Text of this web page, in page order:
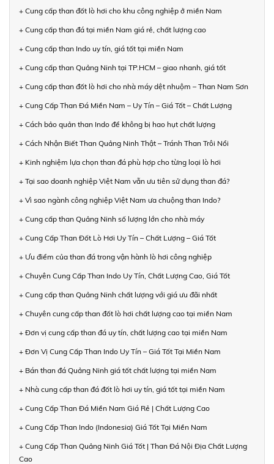
+ Cung cấp than đốt lò hơi cho khu công nghiệp ở miền Nam
+ Cung cấp than đá tại miền Nam giá rẻ, chất lượng cao
+ Cung cấp than Indo uy tín, giá tốt tại miền Nam
+ Cung cấp than Quảng Ninh tại TP.HCM – giao nhanh, giá tốt
+ Cung cấp than đốt lò hơi cho nhà máy dệt nhuộm – Than Nam Sơn
+ Cung Cấp Than Đá Miền Nam – Uy Tín – Giá Tốt – Chất Lượng
+ Cách bảo quản than Indo để không bị hao hụt chất lượng
+ Cách Nhận Biết Than Quảng Ninh Thật – Tránh Than Trôi Nổi
+ Kinh nghiệm lựa chọn than đá phù hợp cho từng loại lò hơi
+ Tại sao doanh nghiệp Việt Nam vẫn ưu tiên sử dụng than đá?
+ Vì sao ngành công nghiệp Việt Nam ưa chuộng than Indo?
+ Cung cấp than Quảng Ninh số lượng lớn cho nhà máy
+ Cung Cấp Than Đốt Lò Hơi Uy Tín – Chất Lượng – Giá Tốt
+ Ưu điểm của than đá trong vận hành lò hơi công nghiệp
+ Chuyên Cung Cấp Than Indo Uy Tín, Chất Lượng Cao, Giá Tốt
+ Cung cấp than Quảng Ninh chất lượng với giá ưu đãi nhất
+ Chuyên cung cấp than đốt lò hơi chất lượng cao tại miền Nam
+ Đơn vị cung cấp than đá uy tín, chất lượng cao tại miền Nam
+ Đơn Vị Cung Cấp Than Indo Uy Tín – Giá Tốt Tại Miền Nam
+ Bán than đá Quảng Ninh giá tốt chất lượng tại miền Nam
+ Nhà cung cấp than đá đốt lò hơi uy tín, giá tốt tại miền Nam
+ Cung Cấp Than Đá Miền Nam Giá Rẻ | Chất Lượng Cao
+ Cung Cấp Than Indo (Indonesia) Giá Tốt Tại Miền Nam
+ Cung Cấp Than Quảng Ninh Giá Tốt | Than Đá Nội Địa Chất Lượng
Cao